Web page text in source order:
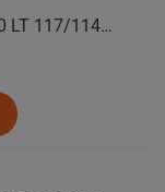
COMFORSER Автошина 255/55 R20 LT 117/114S CF1100 RWL 10PR лето